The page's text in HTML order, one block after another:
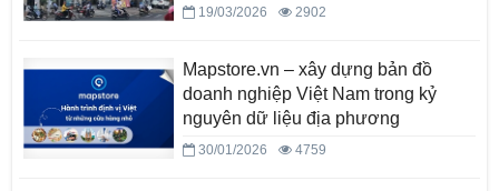
19/03/2026 2902
Mapstore.vn – xây dựng bản đồ
doanh nghiệp Việt Nam trong kỷ
nguyên dữ liệu địa phương
30/01/2026 4759